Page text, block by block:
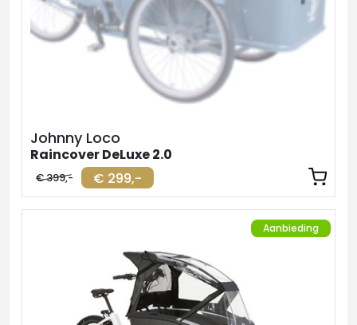
Johnny Loco
Raincover DeLuxe 2.0
€ 299,-
€ 399,-
Aanbieding